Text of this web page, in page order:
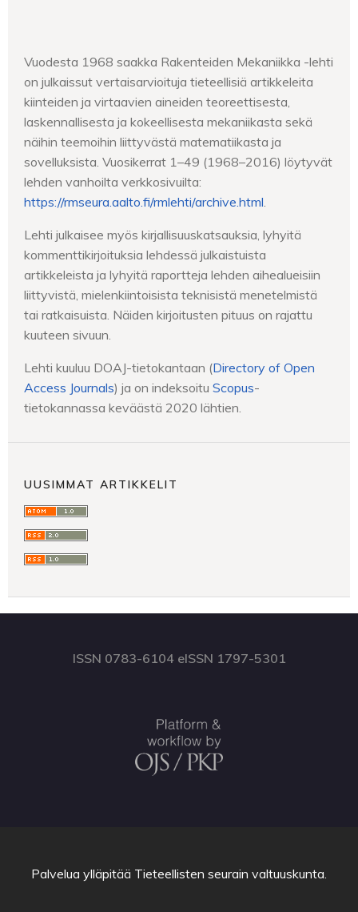
Vuodesta 1968 saakka Rakenteiden Mekaniikka -lehti
on julkaissut vertaisarvioituja tieteellisiä artikkeleita
kiinteiden ja virtaavien aineiden teoreettisesta,
laskennallisesta ja kokeellisesta mekaniikasta sekä
näihin teemoihin liittyvästä matematiikasta ja
sovelluksista. Vuosikerrat 1–49 (1968–2016) löytyvät
lehden vanhoilta verkkosivuilta:
https://rmseura.aalto.fi/rmlehti/archive.html.
Lehti julkaisee myös kirjallisuuskatsauksia, lyhyitä
kommenttikirjoituksia lehdessä julkaistuista
artikkeleista ja lyhyitä raportteja lehden aihealueisiin
liittyvistä, mielenkiintoisista teknisistä menetelmistä
tai ratkaisuista. Näiden kirjoitusten pituus on rajattu
kuuteen sivuun.
Lehti kuuluu DOAJ-tietokantaan (Directory of Open
Access Journals) ja on indeksoitu Scopus-
tietokannassa keväästä 2020 lähtien.
UUSIMMAT ARTIKKELIT
ISSN 0783-6104 eISSN 1797-5301
Palvelua ylläpitää Tieteellisten seurain valtuuskunta.